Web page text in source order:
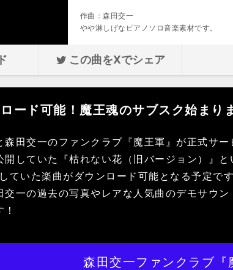
作曲：森田交一
やや淋しげなピアノソロ音楽素材です。
この曲をXでシェア
ード可能！魔王魂のサブスク始まり
森田交一のファンクラブ『魔王軍』が正式サー
開していた『枯れない花（旧バージョン）』
ていた楽曲がダウンロード可能となる予定です
交一の過去の写真やレアな人気曲のデモサウ
森田交一ファンクラブ『